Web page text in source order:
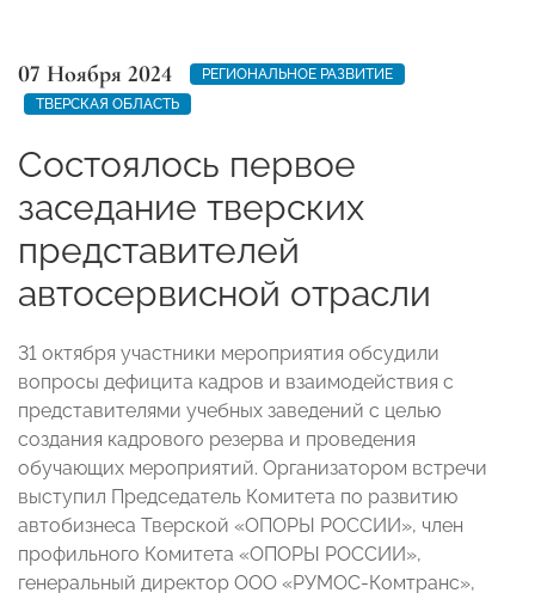
07 Ноября 2024
РЕГИОНАЛЬНОЕ РАЗВИТИЕ
ТВЕРСКАЯ ОБЛАСТЬ
Состоялось первое
заседание тверских
представителей
автосервисной отрасли
31 октября участники мероприятия обсудили
вопросы дефицита кадров и взаимодействия с
представителями учебных заведений с целью
создания кадрового резерва и проведения
обучающих мероприятий. Организатором встречи
выступил Председатель Комитета по развитию
автобизнеса Тверской «ОПОРЫ РОССИИ», член
профильного Комитета «ОПОРЫ РОССИИ»,
генеральный директор ООО «РУМОС-Комтранс»,